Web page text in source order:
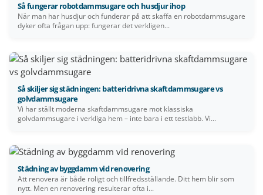
Så fungerar robotdammsugare och husdjur ihop
När man har husdjur och funderar på att skaffa en robotdammsugare
dyker ofta frågan upp: fungerar det verkligen...
Så skiljer sig städningen: batteridrivna skaftdammsugare vs
golvdammsugare
Vi har ställt moderna skaftdammsugare mot klassiska
golvdammsugare i verkliga hem – inte bara i ett testlabb. Vi...
Städning av byggdamm vid renovering
Att renovera är både roligt och tillfredsställande. Ditt hem blir som
nytt. Men en renovering resulterar ofta i...